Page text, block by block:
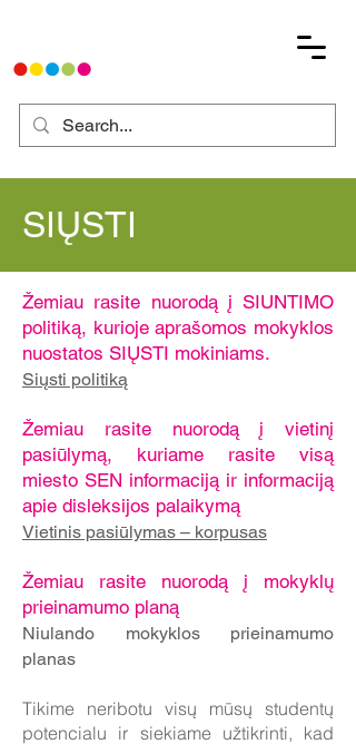
SIŲSTI
Žemiau rasite nuorodą į SIUNTIMO
politiką, kurioje aprašomos mokyklos
nuostatos SIŲSTI mokiniams.​
Siųsti politiką
Žemiau rasite nuorodą į vietinį
pasiūlymą, kuriame rasite visą
miesto SEN informaciją ir informaciją
apie disleksijos palaikymą
Vietinis pasiūlymas – korpusas
Žemiau rasite nuorodą į mokyklų
prieinamumo planą​
Niulando mokyklos prieinamumo
planas
Tikime neribotu visų mūsų studentų
potencialu ir siekiame užtikrinti, kad